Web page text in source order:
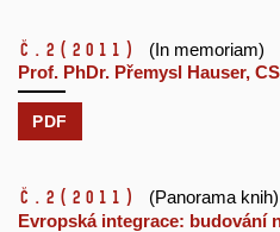
č.2 (2011)
(In memoriam)
Prof. PhDr. Přemysl Hauser,
PDF
č.2 (2011)
(Panorama knih)
Evropská integrace: budování